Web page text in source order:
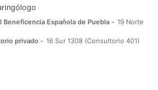
Beneficencia Española de Puebla - 19 Norte
privado - 16 Sur 1308 (Consultorio 401)